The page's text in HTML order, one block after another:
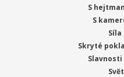
S
S
Skryté
Slavnosti